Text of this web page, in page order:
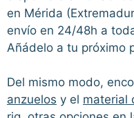
en Mérida
envío en 24/48h a
Añádelo a tu próximo
Del mismo modo,
anzuelos y el material